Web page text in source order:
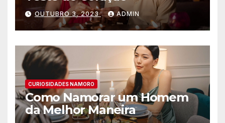
OUTUBRO 3, 2023 ADMIN
CURIOSIDADES NAMORO
Como Namorar um Homem
da Melhor Maneira